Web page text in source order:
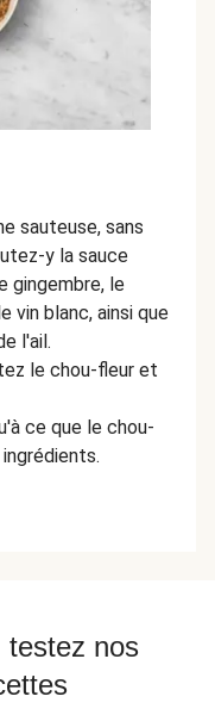
sauteuse, sans
y la sauce
gingembre, le
vin blanc, ainsi que
l'ail.
le chou-fleur et
ce que le chou-
testez nos